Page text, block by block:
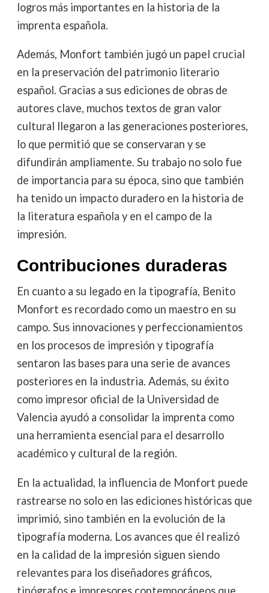
logros más importantes en la historia de la
imprenta española.
Además, Monfort también jugó un papel crucial
en la preservación del patrimonio literario
español. Gracias a sus ediciones de obras de
autores clave, muchos textos de gran valor
cultural llegaron a las generaciones posteriores,
lo que permitió que se conservaran y se
difundirán ampliamente. Su trabajo no solo fue
de importancia para su época, sino que también
ha tenido un impacto duradero en la historia de
la literatura española y en el campo de la
impresión.
Contribuciones duraderas
En cuanto a su legado en la tipografía, Benito
Monfort es recordado como un maestro en su
campo. Sus innovaciones y perfeccionamientos
en los procesos de impresión y tipografía
sentaron las bases para una serie de avances
posteriores en la industria. Además, su éxito
como impresor oficial de la Universidad de
Valencia ayudó a consolidar la imprenta como
una herramienta esencial para el desarrollo
académico y cultural de la región.
En la actualidad, la influencia de Monfort puede
rastrearse no solo en las ediciones históricas que
imprimió, sino también en la evolución de la
tipografía moderna. Los avances que él realizó
en la calidad de la impresión siguen siendo
relevantes para los diseñadores gráficos,
tipógrafos e impresores contemporáneos que